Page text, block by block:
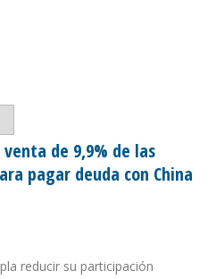
venta de 9,9% de las
pagar deuda con China
reducir su participación